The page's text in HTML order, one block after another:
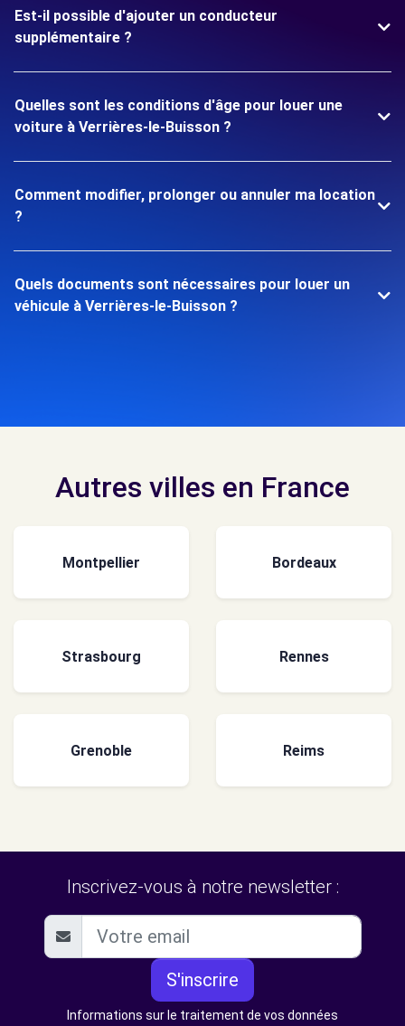
Est-il possible d'ajouter un conducteur
supplémentaire ?
Quelles sont les conditions d'âge pour louer une
voiture à Verrières-le-Buisson ?
Comment modifier, prolonger ou annuler ma location
?
Quels documents sont nécessaires pour louer un
véhicule à Verrières-le-Buisson ?
Autres villes en France
Montpellier Bordeaux
Strasbourg Rennes
Grenoble Reims
Inscrivez-vous à notre newsletter :
S'inscrire
Informations sur le traitement de vos données